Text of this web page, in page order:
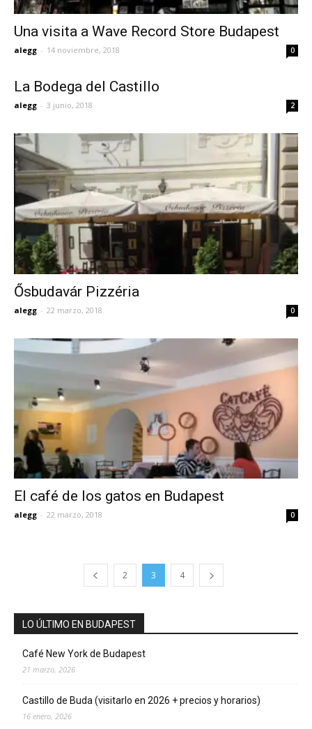
Una visita a Wave Record Store Budapest
alegg - 14 noviembre, 2018 0
La Bodega del Castillo
alegg - 3 junio, 2018 2
Ősbudavár Pizzéria
alegg - 22 marzo, 2018 0
El café de los gatos en Budapest
alegg - 22 marzo, 2018 0
2 3 4
LO ÚLTIMO EN BUDAPEST
Café New York de Budapest
21 marzo, 2026
Castillo de Buda (visitarlo en 2026 + precios y horarios)
16 enero, 2026